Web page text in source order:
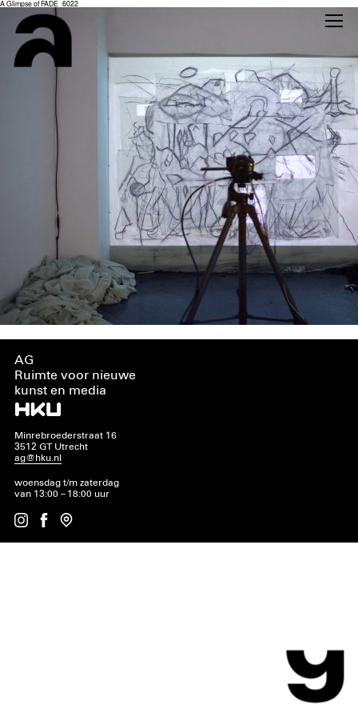
A Glimpse of FADE_6022
AG
Ruimte voor nieuwe
kunst en media
Minrebroederstraat 16
3512 GT Utrecht
ag@hku.nl
woensdag t/m zaterdag
van 13:00 – 18:00 uur